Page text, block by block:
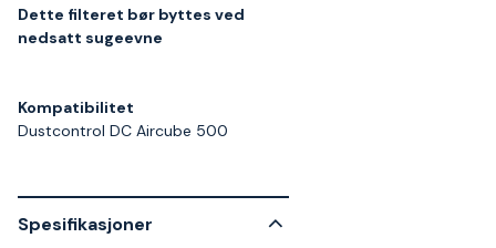
Dette filteret bør byttes ved
nedsatt sugeevne
Kompatibilitet
Dustcontrol DC Aircube 500
Spesifikasjoner